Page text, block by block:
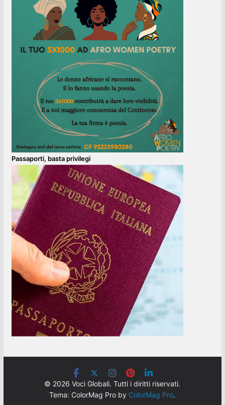
Passaporti, basta privilegi
© 2026 Voci Globali. Tutti i diritti riservati.
Tema: ColorMag Pro by ColorMag Pro.